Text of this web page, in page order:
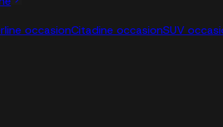
occasionCitadine occasionSUV